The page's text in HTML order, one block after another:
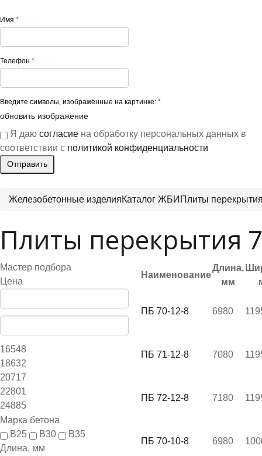
Имя *
Телефон *
Введите символы, изображённые на картинке: *
обновить изображение
Я даю согласие на обработку персональных данных в
соответствии с политикой конфиденциальности
Железобетонные изделияКаталог ЖБИ Плиты
Плиты перекрытия
Мастер подбора
Цена
16548
18632
20717
22801
24885
Марка бетона
B25
B30
B35
Длина, мм
Наименование
Длина,
мм
ПБ 70-12-8 6980
ПБ 71-12-8 7080
ПБ 72-12-8 7180
ПБ 70-10-8 6980